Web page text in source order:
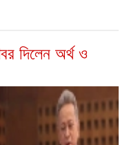
দিলেন অর্থ ও